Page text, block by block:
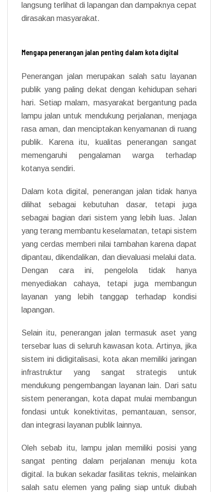
langsung terlihat di lapangan dan dampaknya cepat
dirasakan masyarakat.
Mengapa penerangan jalan penting dalam kota digital
Penerangan jalan merupakan salah satu layanan
publik yang paling dekat dengan kehidupan sehari
hari. Setiap malam, masyarakat bergantung pada
lampu jalan untuk mendukung perjalanan, menjaga
rasa aman, dan menciptakan kenyamanan di ruang
publik. Karena itu, kualitas penerangan sangat
memengaruhi pengalaman warga terhadap
kotanya sendiri.
Dalam kota digital, penerangan jalan tidak hanya
dilihat sebagai kebutuhan dasar, tetapi juga
sebagai bagian dari sistem yang lebih luas. Jalan
yang terang membantu keselamatan, tetapi sistem
yang cerdas memberi nilai tambahan karena dapat
dipantau, dikendalikan, dan dievaluasi melalui data.
Dengan cara ini, pengelola tidak hanya
menyediakan cahaya, tetapi juga membangun
layanan yang lebih tanggap terhadap kondisi
lapangan.
Selain itu, penerangan jalan termasuk aset yang
tersebar luas di seluruh kawasan kota. Artinya, jika
sistem ini didigitalisasi, kota akan memiliki jaringan
infrastruktur yang sangat strategis untuk
mendukung pengembangan layanan lain. Dari satu
sistem penerangan, kota dapat mulai membangun
fondasi untuk konektivitas, pemantauan, sensor,
dan integrasi layanan publik lainnya.
Oleh sebab itu, lampu jalan memiliki posisi yang
sangat penting dalam perjalanan menuju kota
digital. Ia bukan sekadar fasilitas teknis, melainkan
salah satu elemen yang paling siap untuk diubah